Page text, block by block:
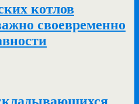
котлов
своевременно